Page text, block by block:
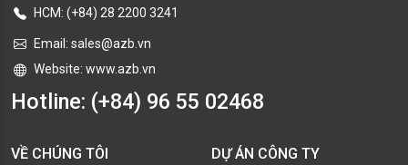
HCM: (+84) 28 2200 3241
Email: sales@azb.vn
Website: www.azb.vn
Hotline: (+84) 96 55 02468
VỀ CHÚNG TÔI DỰ ÁN CÔNG TY